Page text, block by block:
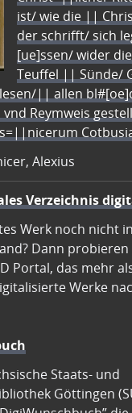
ist/ wie die ||
der schrifft/ sich
[ue]ssen/ wider
Teuffel || Sünde/
|| allen
Reymweis
Alexius
Verzeichnis
Werk noch nicht
Dann probieren
Portal, das mehr
Werke
Staats- und
Göttingen